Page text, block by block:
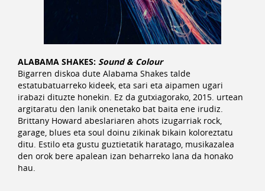
ALABAMA SHAKES: Sound & Colour
Bigarren diskoa dute Alabama Shakes talde
estatubatuarreko kideek, eta sari eta aipamen ugari
irabazi dituzte honekin. Ez da gutxiagorako, 2015. urtean
argitaratu den lanik onenetako bat baita ene irudiz.
Brittany Howard abeslariaren ahots izugarriak rock,
garage, blues eta soul doinu zikinak bikain koloreztatu
ditu. Estilo eta gustu guztietatik haratago, musikazalea
den orok bere apalean izan beharreko lana da honako
hau.